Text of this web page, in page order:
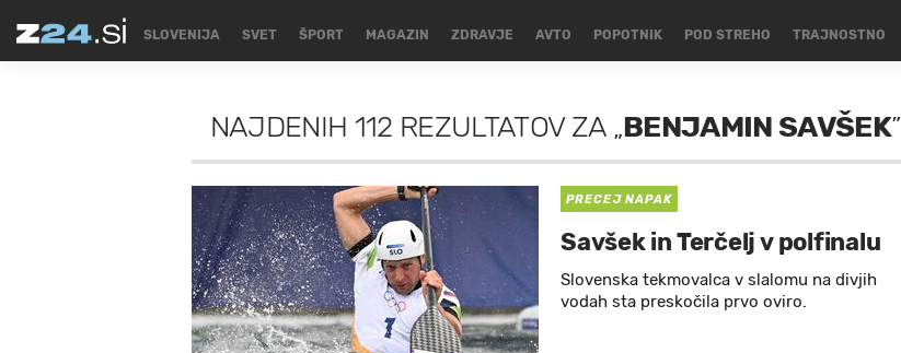
SLOVENIJA SVET ŠPORT MAGAZIN ZDRAVJE AVTO POPOTNIK POD STREHO TRAJNOSTNO
NAJDENIH 112 REZULTATOVZA„BENJAMIN SAVŠEK”
PRECEJ NAPAK
Savšek in Terčelj v polfinalu
Slovenska tekmovalca v slalomu na divjih
vodah sta preskočila prvo oviro.